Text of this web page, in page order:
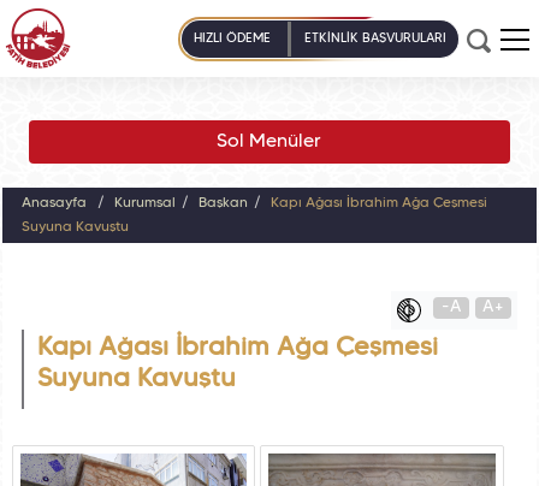
HIZLI ÖDEME ETKİNLİK BAŞVURULARI
Sol Menüler
Anasayfa Kurumsal Başkan
Kapı Ağası İbrahim Ağa Çeşmesi
Suyuna Kavuştu
-A A+
Kapı Ağası İbrahim Ağa Çeşmesi
Suyuna Kavuştu